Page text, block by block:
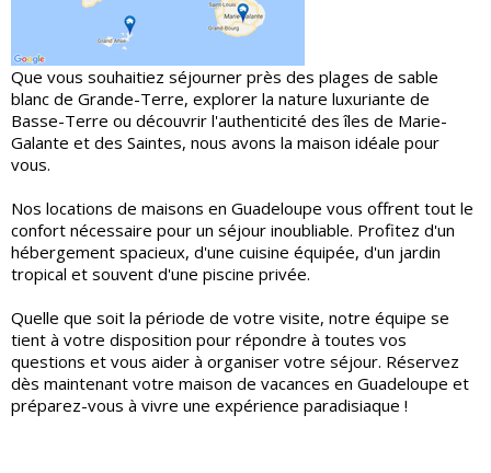
Que vous souhaitiez séjourner près des plages de sable
blanc de Grande-Terre, explorer la nature luxuriante de
Basse-Terre ou découvrir l'authenticité des îles de Marie-
Galante et des Saintes, nous avons la maison idéale pour
vous.
Nos locations de maisons en Guadeloupe vous offrent tout le
confort nécessaire pour un séjour inoubliable. Profitez d'un
hébergement spacieux, d'une cuisine équipée, d'un jardin
tropical et souvent d'une piscine privée.
Quelle que soit la période de votre visite, notre équipe se
tient à votre disposition pour répondre à toutes vos
questions et vous aider à organiser votre séjour. Réservez
dès maintenant votre maison de vacances en Guadeloupe et
préparez-vous à vivre une expérience paradisiaque !